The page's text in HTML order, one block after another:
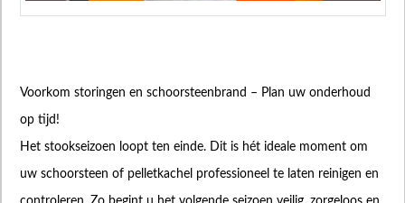
Voorkom storingen en schoorsteenbrand – Plan uw onderhoud
op tijd!
Het stookseizoen loopt ten einde. Dit is hét ideale moment om
uw schoorsteen of pelletkachel professioneel te laten reinigen en